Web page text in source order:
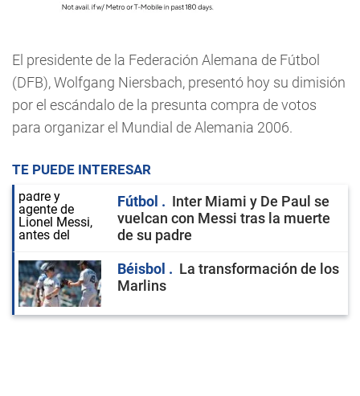
El presidente de la Federación Alemana de Fútbol
(DFB), Wolfgang Niersbach, presentó hoy su dimisión
por el escándalo de la presunta compra de votos
para organizar el Mundial de Alemania 2006.
TE PUEDE INTERESAR
Fútbol
Inter Miami y De Paul se
vuelcan con Messi tras la muerte
de su padre
Béisbol
La transformación de los
Marlins